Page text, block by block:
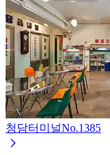
청담터미널No.1385